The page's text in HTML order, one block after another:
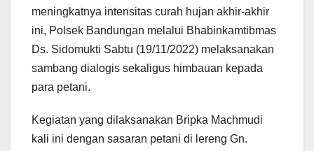
meningkatnya intensitas curah hujan akhir-akhir
ini, Polsek Bandungan melalui Bhabinkamtibmas
Ds. Sidomukti Sabtu (19/11/2022) melaksanakan
sambang dialogis sekaligus himbauan kepada
para petani.
Kegiatan yang dilaksanakan Bripka Machmudi
kali ini dengan sasaran petani di lereng Gn.